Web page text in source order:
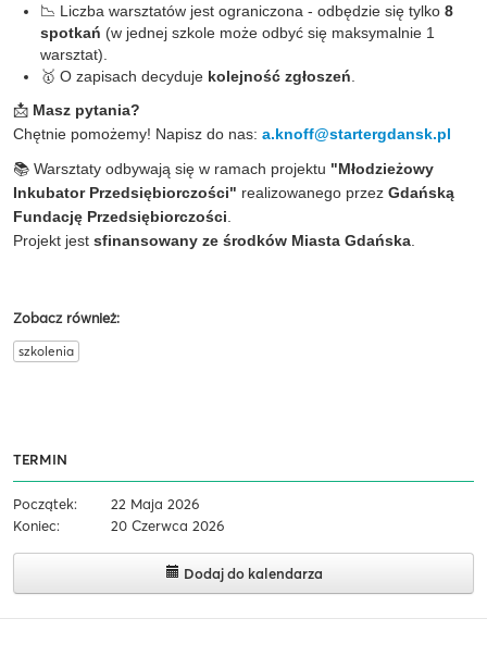
📉 Liczba warsztatów jest ograniczona - odbędzie się tylko 8
spotkań (w jednej szkole może odbyć się maksymalnie 1
warsztat).
🥇 O zapisach decyduje kolejność zgłoszeń
📩 Masz pytania?
Chętnie pomożemy! Napisz do nas: a.knoff@startergdansk.pl
📚 Warsztaty odbywają się w ramach projektu "Młodzieżowy
Inkubator Przedsiębiorczości" realizowanego przez Gdańską
Fundację Przedsiębiorczości
Projekt jest sfinansowany ze środków Miasta Gdańska
Zobacz również:
szkolenia
TERMIN
Początek:
22 Maja 2026
Koniec:
20 Czerwca 2026
Dodaj do kalendarza